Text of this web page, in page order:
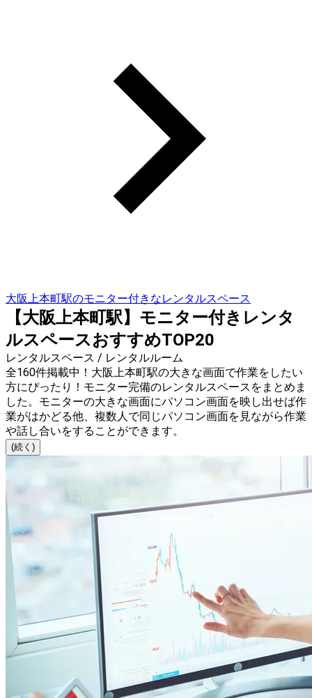
大阪上本町駅のモニター付きなレンタルスペース
【大阪上本町駅】モニター付きレンタ
ルスペースおすすめTOP20
レンタルスペース / レンタルルーム
全160件掲載中！大阪上本町駅の大きな画面で作業をしたい
方にぴったり！モニター完備のレンタルスペースをまとめま
した。モニターの大きな画面にパソコン画面を映し出せば作
業がはかどる他、複数人で同じパソコン画面を見ながら作業
や話し合いをすることができます。
(続く)